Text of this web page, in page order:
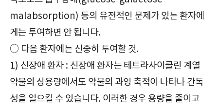
malabsorption) 등의 유전적인 문제가 있는 환자에
게는 투여하면 안 됩니다.
○ 다음 환자에는 신중히 투여할 것.
1) 신장애 환자 : 신장애 환자는 테트라사이클린 계열
약물의 상용량에서도 약물의 과잉 축적이 나타나 간독
성을 일으킬 수 있습니다. 이러한 경우 용량을 줄이고